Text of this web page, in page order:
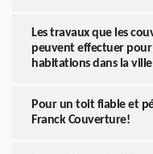
Les travaux que les
peuvent effectuer
habitations dans la
Pour un toit fiable et
Franck Couverture!